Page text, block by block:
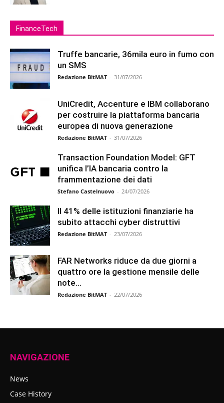
FinanceTech
Truffe bancarie, 36mila euro in fumo con
un SMS
Redazione BitMAT - 31/07/2026
UniCredit, Accenture e IBM collaborano
per costruire la piattaforma bancaria
europea di nuova generazione
Redazione BitMAT - 31/07/2026
Transaction Foundation Model: GFT
unifica l’IA bancaria contro la
frammentazione dei dati
Stefano Castelnuovo - 24/07/2026
Il 41% delle istituzioni finanziarie ha
subito attacchi cyber distruttivi
Redazione BitMAT - 23/07/2026
FAR Networks riduce da due giorni a
quattro ore la gestione mensile delle
note...
Redazione BitMAT - 22/07/2026
NAVIGAZIONE
News
Case History